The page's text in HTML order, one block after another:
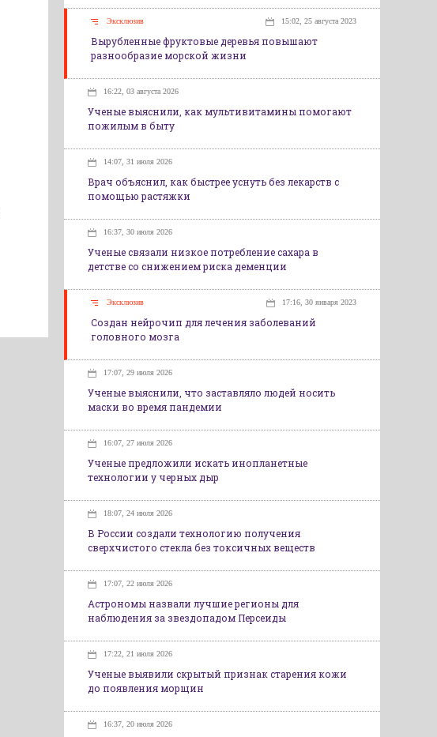
Эксклюзив 15:02, 25 августа 2023
Вырубленные фруктовые деревья повышают
разнообразие морской жизни
16:22, 03 августа 2026
Ученые выяснили, как мультивитамины помогают
пожилым в быту
14:07, 31 июля 2026
Врач объяснил, как быстрее уснуть без лекарств с
помощью растяжки
16:37, 30 июля 2026
Ученые связали низкое потребление сахара в
детстве со снижением риска деменции
Эксклюзив 17:16, 30 января 2023
Создан нейрочип для лечения заболеваний
головного мозга
17:07, 29 июля 2026
Ученые выяснили, что заставляло людей носить
маски во время пандемии
16:07, 27 июля 2026
Ученые предложили искать инопланетные
технологии у черных дыр
18:07, 24 июля 2026
В России создали технологию получения
сверхчистого стекла без токсичных веществ
17:07, 22 июля 2026
Астрономы назвали лучшие регионы для
наблюдения за звездопадом Персеиды
17:22, 21 июля 2026
Ученые выявили скрытый признак старения кожи
до появления морщин
16:37, 20 июля 2026